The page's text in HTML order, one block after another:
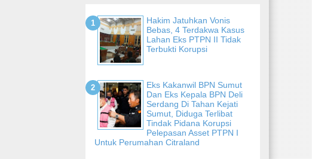
Hakim Jatuhkan Vonis
Bebas, 4 Terdakwa Kasus
Lahan Eks PTPN II Tidak
Terbukti Korupsi
Eks Kakanwil BPN Sumut
Dan Eks Kepala BPN Deli
Serdang Di Tahan Kejati
Sumut, Diduga Terlibat
Tindak Pidana Korupsi
Pelepasan Asset PTPN I
Untuk Perumahan Citraland